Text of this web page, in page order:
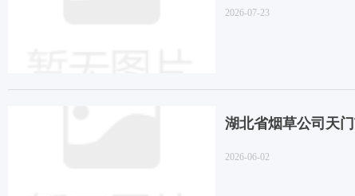
2026-07-23
湖北省烟草公司天
2026-06-02